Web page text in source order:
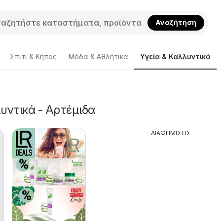
Αναζήτηση
Σπίτι & Κήπος Μόδα & Aθλητικα Υγεία & Καλλυντικά
- Αρτέμιδα
ΔΙΑΦΗΜΙΣΕΙΣ